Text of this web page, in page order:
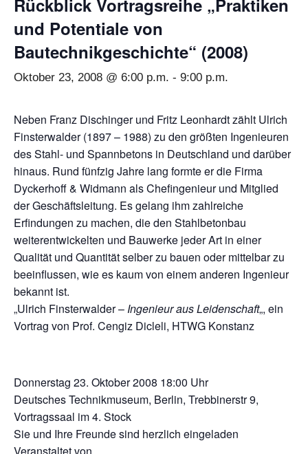
Rückblick Vortragsreihe „Praktiken
und Potentiale von
Bautechnikgeschichte“ (2008)
Oktober 23, 2008 @ 6:00 p.m. - 9:00 p.m.
Neben Franz Dischinger und Fritz Leonhardt zählt Ulrich
Finsterwalder (1897 – 1988) zu den größten Ingenieuren
des Stahl- und Spannbetons in Deutschland und darüber
hinaus. Rund fünfzig Jahre lang formte er die Firma
Dyckerhoff & Widmann als Chefingenieur und Mitglied
der Geschäftsleitung. Es gelang ihm zahlreiche
Erfindungen zu machen, die den Stahlbetonbau
weiterentwickelten und Bauwerke jeder Art in einer
Qualität und Quantität selber zu bauen oder mittelbar zu
beeinflussen, wie es kaum von einem anderen Ingenieur
bekannt ist.
„Ulrich Finsterwalder – Ingenieur aus Leidenschaft„, ein
Vortrag von Prof. Cengiz Dicleli, HTWG Konstanz
Donnerstag 23. Oktober 2008 18:00 Uhr
Deutsches Technikmuseum, Berlin, Trebbinerstr 9,
Vortragssaal im 4. Stock
Sie und Ihre Freunde sind herzlich eingeladen